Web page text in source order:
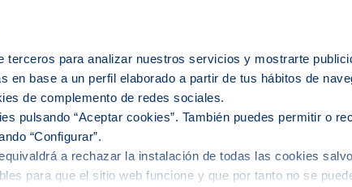
terceros para analizar nuestros servicios y mostrarte
en base a un perfil elaborado a partir de tus hábitos de
de complemento de redes sociales.
pulsando “Aceptar cookies”. También puedes permitir o
“Configurar”.
a rechazar la instalación de todas las cookies
para que el sitio web funcione y que por tanto no se
Personas
y proyectos Proyectos de financiación público